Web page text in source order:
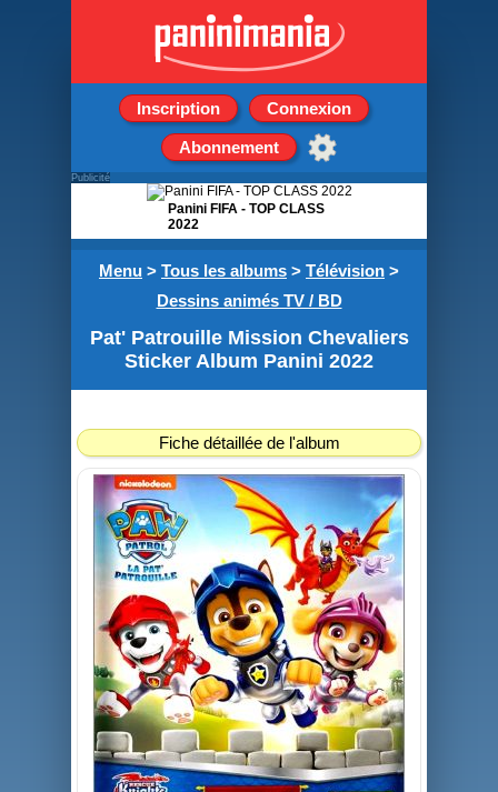
Inscription Connexion
Abonnement
Menu > Tous les albums > Télévision >
Dessins animés TV / BD
Pat' Patrouille Mission Chevaliers
Sticker Album Panini 2022
Fiche détaillée de l'album
Publicité
Panini FIFA - TOP CLASS
2022
5 stickers